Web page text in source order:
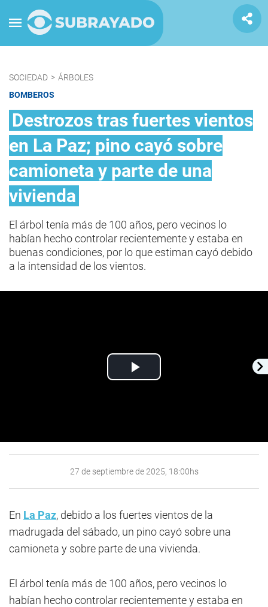
SOCIEDAD > ÁRBOLES
BOMBEROS
Destrozos tras fuertes vientos
en La Paz; pino cayó sobre
camioneta y parte de una
vivienda
El árbol tenía más de 100 años, pero vecinos lo
habían hecho controlar recientemente y estaba en
buenas condiciones, por lo que estiman cayó debido
a la intensidad de los vientos.
Play
27 de septiembre de 2025, 18:00hs
En La Paz, debido a los fuertes vientos de la
madrugada del sábado, un pino cayó sobre una
camioneta y sobre parte de una vivienda.
El árbol tenía más de 100 años, pero vecinos lo
habían hecho controlar recientemente y estaba en